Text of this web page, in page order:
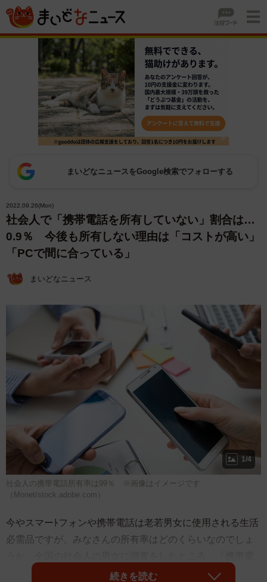
まいどなニュースをGoogle検索でフォローする
2022.09.26(Mon)
社会人で「携帯電話を所有していない」割合は…
0.9％ 今後も所有しない理由は「コストが高い」
「PCで間に合っている」
まいどなニュース
1/4
社会人の携帯電話所有率は99％ ※画像はイメージです
（Monet/stock.adobe.com）
今やスマーﾄフォンや携帯電話は老若男女に使用される生活
必需品ですが、みなさんの所有率はどのくらいなのでしょ
話を所有していない」と回答した人は0.9％でした。また、
続きを読む